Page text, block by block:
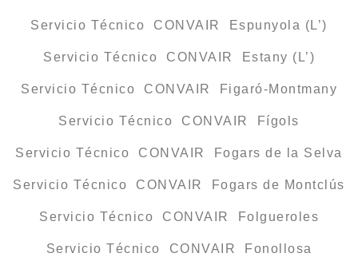
Servicio Técnico CONVAIR Espunyola (L’)
Servicio Técnico CONVAIR Estany (L’)
Servicio Técnico CONVAIR Figaró-Montmany
Servicio Técnico CONVAIR Fígols
Servicio Técnico CONVAIR Fogars de la Selva
Servicio Técnico CONVAIR Fogars de Montclús
Servicio Técnico CONVAIR Folgueroles
Servicio Técnico CONVAIR Fonollosa